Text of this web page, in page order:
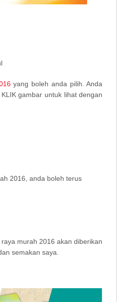
yang boleh anda pilih. Anda
gambar untuk lihat dengan
2016, anda boleh terus
murah 2016 akan diberikan
semakan saya.